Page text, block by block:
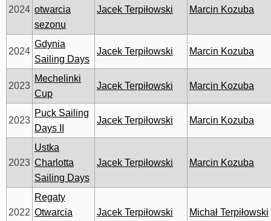
2024 otwarcia
sezonu
Jacek Terpiłowski Marcin Kozuba
2024
Gdynia
Sailing Days
Jacek Terpiłowski Marcin Kozuba
2023
Mechelinki
Cup
Jacek Terpiłowski Marcin Kozuba
2023
Puck Sailing
Days II
Jacek Terpiłowski Marcin Kozuba
2023
Ustka
Charlotta
Sailing Days
Jacek Terpiłowski Marcin Kozuba
2022
Regaty
Otwarcia
Jacek Terpiłowski Michał Terpiłowski